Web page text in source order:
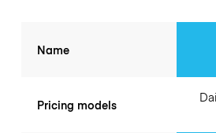
Name
Pricing models